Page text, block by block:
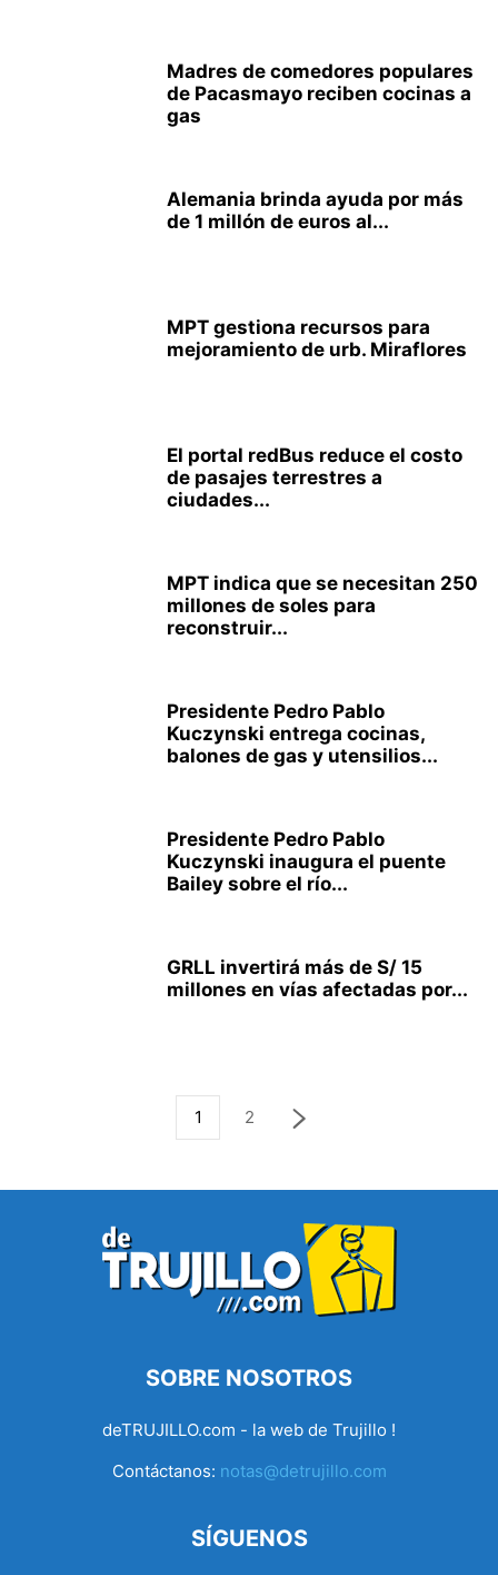
Madres de comedores populares
de Pacasmayo reciben cocinas a
gas
Alemania brinda ayuda por más
de 1 millón de euros al...
MPT gestiona recursos para
mejoramiento de urb. Miraflores
El portal redBus reduce el costo
de pasajes terrestres a
ciudades...
MPT indica que se necesitan 250
millones de soles para
reconstruir...
Presidente Pedro Pablo
Kuczynski entrega cocinas,
balones de gas y utensilios...
Presidente Pedro Pablo
Kuczynski inaugura el puente
Bailey sobre el río...
GRLL invertirá más de S/ 15
millones en vías afectadas por...
1 2
SOBRE NOSOTROS
deTRUJILLO.com - la web de Trujillo !
Contáctanos: notas@detrujillo.com
SÍGUENOS